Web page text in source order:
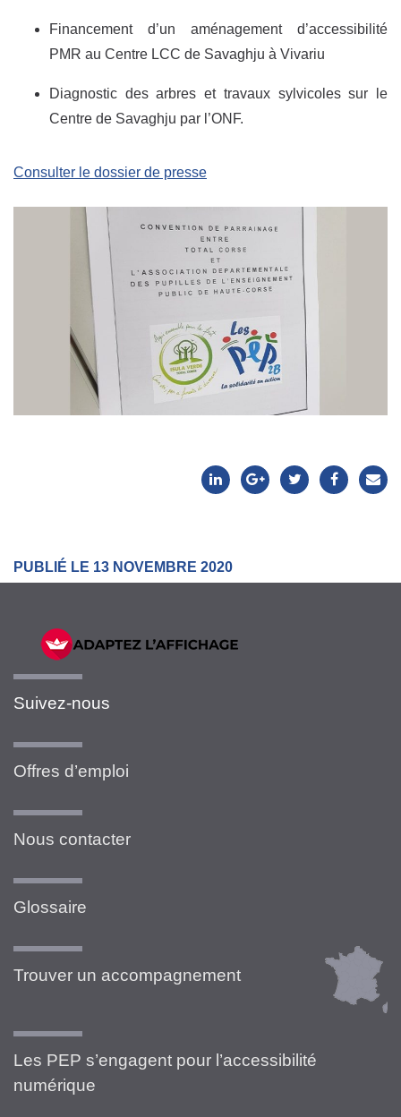
Financement d’un aménagement d’accessibilité
PMR au Centre LCC de Savaghju à Vivariu
Diagnostic des arbres et travaux sylvicoles sur le
Centre de Savaghju par l’ONF.
Consulter le dossier de presse
PUBLIÉ LE 13 NOVEMBRE 2020
Suivez-nous
Offres d’emploi
Nous contacter
Glossaire
Trouver un accompagnement
Les PEP s’engagent pour l’accessibilité
numérique